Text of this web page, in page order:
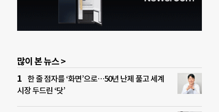
많이 본 뉴스 >
한 줄 점자를 ‘화면’으로…50년 난제 풀고 세계
시장 두드린 ‘닷’